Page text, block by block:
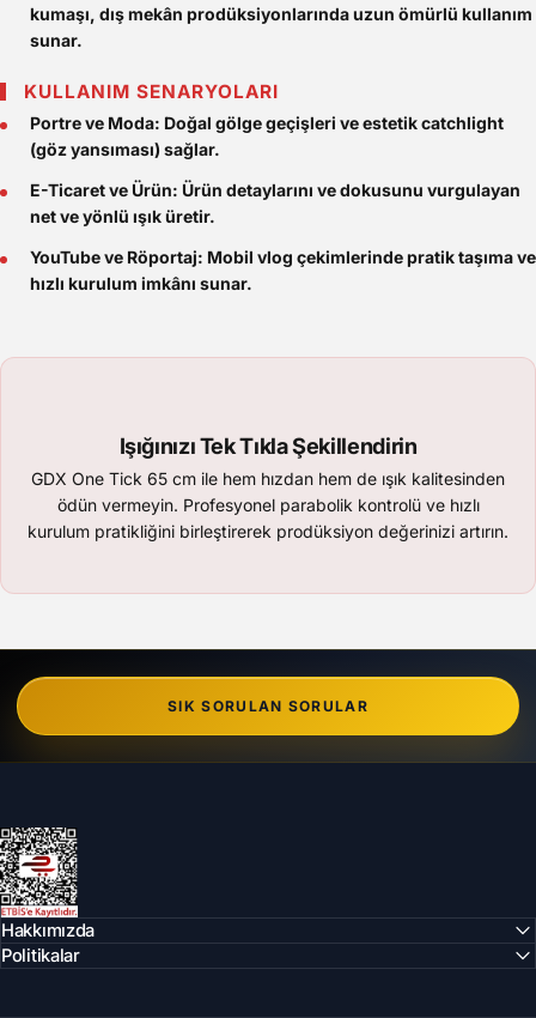
kumaşı, dış mekân prodüksiyonlarında uzun ömürlü kullanım
sunar.
KULLANIM SENARYOLARI
Portre ve Moda: Doğal gölge geçişleri ve estetik catchlight
(göz yansıması) sağlar.
E-Ticaret ve Ürün: Ürün detaylarını ve dokusunu vurgulayan
net ve yönlü ışık üretir.
YouTube ve Röportaj: Mobil vlog çekimlerinde pratik taşıma ve
hızlı kurulum imkânı sunar.
Işığınızı Tek Tıkla Şekillendirin
GDX One Tick 65 cm ile hem hızdan hem de ışık kalitesinden
ödün vermeyin. Profesyonel parabolik kontrolü ve hızlı
kurulum pratikliğini birleştirerek prodüksiyon değerinizi artırın.
SIK SORULAN SORULAR
Can Foto Stüdyo ve Reklam Malzemeleri
Hakkımızda
Politikalar